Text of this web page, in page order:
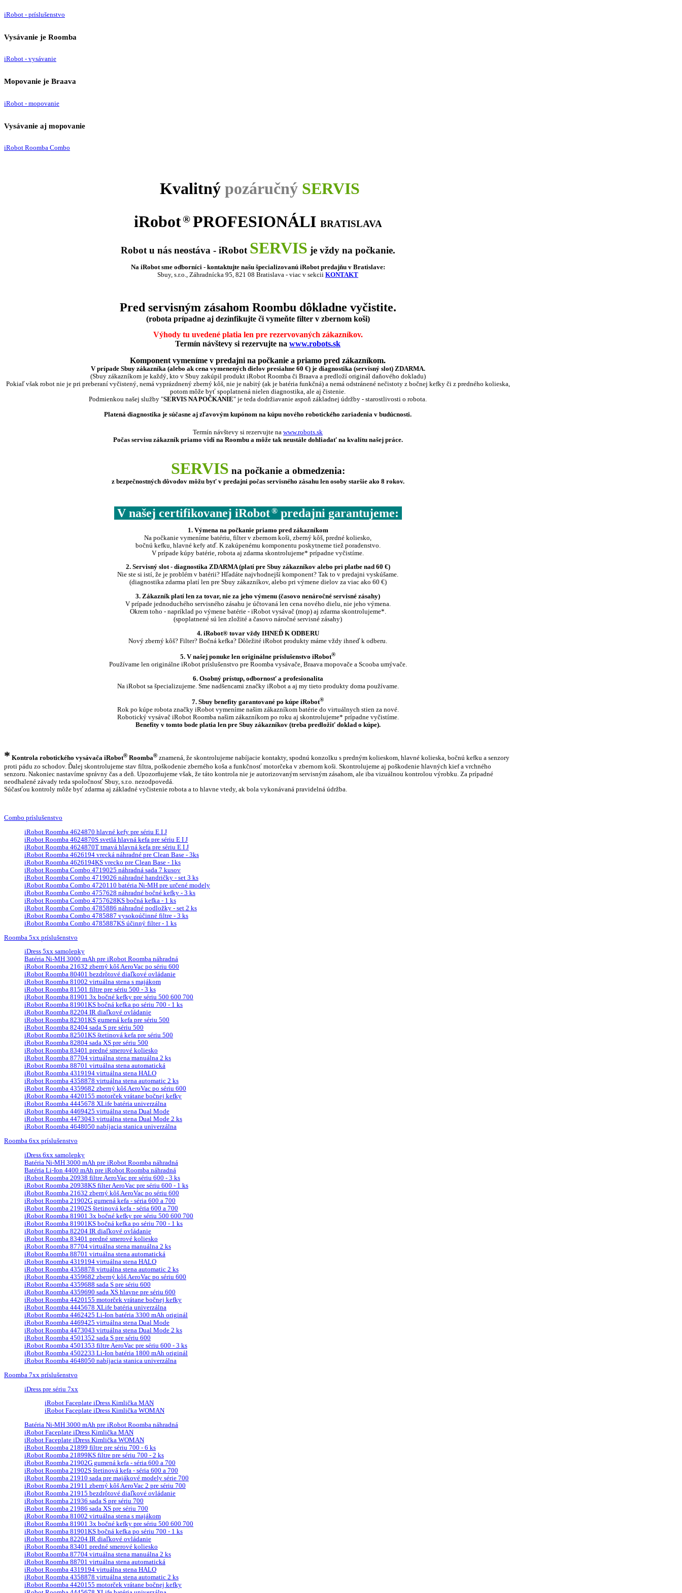
iRobot - príslušenstvo
Vysávanie je Roomba
iRobot - vysávanie
Mopovanie je Braava
iRobot - mopovanie
Vysávanie aj mopovanie
iRobot Roomba Combo
Kvalitný pozáručný SERVIS
iRobot® PROFESIONÁLI BRATISLAVA
Robot u nás neostáva - iRobot SERVIS je vždy na počkanie.
Na iRobot sme odborníci - kontaktujte našu špecializovanú iRobot predajňu v Bratislave:
Sbuy, s.r.o., Záhradnícka 95, 821 08 Bratislava - viac v sekcii KONTAKT
Pred servisným zásahom Roombu dôkladne vyčistite.
(robota prípadne aj dezinfikujte či vymeňte filter v zbernom koši)
Výhody tu uvedené platia len pre rezervovaných zákazníkov.
Termín návštevy si rezervujte na www.robots.sk
Komponent vymeníme v predajni na počkanie a priamo pred zákazníkom.
V prípade Sbuy zákazníka (alebo ak cena vymenených dielov presiahne 60 €) je diagnostika (servisný slot) ZDARMA.
(Sbuy zákazníkom je každý, kto v Sbuy zakúpil produkt iRobot Roomba či Braava a predloží originál daňového dokladu)
Pokiaľ však robot nie je pri preberaní vyčistený, nemá vyprázdnený zberný kôš, nie je nabitý (ak je batéria funkčná) a nemá odstránené nečistoty z bočnej kefky či z predného kolieska,
potom môže byť spoplatnená nielen diagnostika, ale aj čistenie.
Podmienkou našej služby "SERVIS NA POČKANIE" je teda dodržiavanie aspoň základnej údržby - starostlivosti o robota.
Platená diagnostika je súčasne aj zľavovým kupónom na kúpu nového robotického zariadenia v budúcnosti.
Termín návštevy si rezervujte na www.robots.sk
Počas servisu zákazník priamo vidí na Roombu a môže tak neustále dohliadať na kvalitu našej práce.
SERVIS na počkanie a obmedzenia:
z bezpečnostných dôvodov môžu byť v predajni počas servisného zásahu len osoby staršie ako 8 rokov.
V našej certifikovanej iRobot ®predajni garantujeme:
1. Výmena na počkanie priamo pred zákazníkom
Na počkanie vymeníme batériu, filter v zbernom koši, zberný kôš, predné koliesko,
bočnú kefku, hlavné kefy atď. K zakúpenému komponentu poskytneme tiež poradenstvo.
V prípade kúpy batérie, robota aj zdarma skontrolujeme* prípadne vyčistíme.
2. Servisný slot - diagnostika ZDARMA (platí pre Sbuy zákazníkov alebo pri platbe nad 60 €)
Nie ste si istí, že je problém v batérii? Hľadáte najvhodnejší komponent? Tak to v predajni vyskúšame.
(diagnostika zdarma platí len pre Sbuy zákazníkov, alebo pri výmene dielov za viac ako 60 €)
3. Zákazník platí len za tovar, nie za jeho výmenu (časovo nenáročné servisné zásahy)
V prípade jednoduchého servisného zásahu je účtovaná len cena nového dielu, nie jeho výmena.
Okrem toho - napríklad po výmene batérie - iRobot vysávač (mop) aj zdarma skontrolujeme*.
(spoplatnené sú len zložité a časovo náročné servisné zásahy)
4. iRobot® tovar vždy IHNEĎ K ODBERU
Nový zberný kôš? Filter? Bočná kefka? Dôležité iRobot produkty máme vždy ihneď k odberu.
5. V našej ponuke len originálne príslušenstvo iRobot®
Používame len originálne iRobot príslušenstvo pre Roomba vysávače, Braava mopovače a Scooba umývače.
6. Osobný prístup, odbornosť a profesionalita
Na iRobot sa špecializujeme. Sme nadšencami značky iRobot a aj my tieto produkty doma používame.
7. Sbuy benefity garantované po kúpe iRobot®
Rok po kúpe robota značky iRobot vymeníme našim zákazníkom batérie do virtuálnych stien za nové.
Robotický vysávač iRobot Roomba našim zákazníkom po roku aj skontrolujeme* prípadne vyčistíme.
Benefity v tomto bode platia len pre Sbuy zákazníkov (treba predložiť doklad o kúpe).
* Kontrola robotického vysávača iRobot® Roomba® znamená, že skontrolujeme nabíjacie kontakty, spodnú konzolku s predným kolieskom, hlavné kolieska, bočnú kefku a senzory
proti pádu zo schodov. Ďalej skontrolujeme stav filtra, poškodenie zberného koša a funkčnosť motorčeka v zbernom koši. Skontrolujeme aj poškodenie hlavných kief a vrchného
senzoru. Nakoniec nastavíme správny čas a deň. Upozorňujeme však, že táto kontrola nie je autorizovaným servisným zásahom, ale iba vizuálnou kontrolou výrobku. Za prípadné
neodhalené závady teda spoločnosť Sbuy, s.r.o. nezodpovedá.
Súčasťou kontroly môže byť zdarma aj základné vyčistenie robota a to hlavne vtedy, ak bola vykonávaná pravidelná údržba.
Combo príslušenstvo
iRobot Roomba 4624870 hlavné kefy pre sériu E I J
iRobot Roomba 4624870S svetlá hlavná kefa pre sériu E I J
iRobot Roomba 4624870T tmavá hlavná kefa pre sériu E I J
iRobot Roomba 4626194 vrecká náhradné pre Clean Base - 3ks
iRobot Roomba 4626194KS vrecko pre Clean Base - 1ks
iRobot Roomba Combo 4719025 náhradná sada 7 kusov
iRobot Roomba Combo 4719026 náhradné handričky - set 3 ks
iRobot Roomba Combo 4720110 batéria Ni-MH pre určené modely
iRobot Roomba Combo 4757628 náhradné bočné kefky - 3 ks
iRobot Roomba Combo 4757628KS bočná kefka - 1 ks
iRobot Roomba Combo 4785886 náhradné podložky - set 2 ks
iRobot Roomba Combo 4785887 vysokoúčinné filtre - 3 ks
iRobot Roomba Combo 4785887KS účinný filter - 1 ks
Roomba 5xx príslušenstvo
iDress 5xx samolepky
Batéria Ni-MH 3000 mAh pre iRobot Roomba náhradná
iRobot Roomba 21632 zberný kôš AeroVac po sériu 600
iRobot Roomba 80401 bezdrôtové diaľkové ovládanie
iRobot Roomba 81002 virtuálna stena s majákom
iRobot Roomba 81501 filtre pre sériu 500 - 3 ks
iRobot Roomba 81901 3x bočné kefky pre sériu 500 600 700
iRobot Roomba 81901KS bočná kefka po sériu 700 - 1 ks
iRobot Roomba 82204 IR diaľkové ovládanie
iRobot Roomba 82301KS gumená kefa pre sériu 500
iRobot Roomba 82404 sada S pre sériu 500
iRobot Roomba 82501KS štetinová kefa pre sériu 500
iRobot Roomba 82804 sada XS pre sériu 500
iRobot Roomba 83401 predné smerové koliesko
iRobot Roomba 87704 virtuálna stena manuálna 2 ks
iRobot Roomba 88701 virtuálna stena automatická
iRobot Roomba 4319194 virtuálna stena HALO
iRobot Roomba 4358878 virtuálna stena automatic 2 ks
iRobot Roomba 4359682 zberný kôš AeroVac po sériu 600
iRobot Roomba 4420155 motorček vrátane bočnej kefky
iRobot Roomba 4445678 XLife batéria univerzálna
iRobot Roomba 4469425 virtuálna stena Dual Mode
iRobot Roomba 4473043 virtuálna stena Dual Mode 2 ks
iRobot Roomba 4648050 nabíjacia stanica univerzálna
Roomba 6xx príslušenstvo
iDress 6xx samolepky
Batéria Ni-MH 3000 mAh pre iRobot Roomba náhradná
Batéria Li-Ion 4400 mAh pre iRobot Roomba náhradná
iRobot Roomba 20938 filtre AeroVac pre sériu 600 - 3 ks
iRobot Roomba 20938KS filter AeroVac pre sériu 600 - 1 ks
iRobot Roomba 21632 zberný kôš AeroVac po sériu 600
iRobot Roomba 21902G gumená kefa - séria 600 a 700
iRobot Roomba 21902S štetinová kefa - séria 600 a 700
iRobot Roomba 81901 3x bočné kefky pre sériu 500 600 700
iRobot Roomba 81901KS bočná kefka po sériu 700 - 1 ks
iRobot Roomba 82204 IR diaľkové ovládanie
iRobot Roomba 83401 predné smerové koliesko
iRobot Roomba 87704 virtuálna stena manuálna 2 ks
iRobot Roomba 88701 virtuálna stena automatická
iRobot Roomba 4319194 virtuálna stena HALO
iRobot Roomba 4358878 virtuálna stena automatic 2 ks
iRobot Roomba 4359682 zberný kôš AeroVac po sériu 600
iRobot Roomba 4359688 sada S pre sériu 600
iRobot Roomba 4359690 sada XS hlavne pre sériu 600
iRobot Roomba 4420155 motorček vrátane bočnej kefky
iRobot Roomba 4445678 XLife batéria univerzálna
iRobot Roomba 4462425 Li-Ion batéria 3300 mAh originál
iRobot Roomba 4469425 virtuálna stena Dual Mode
iRobot Roomba 4473043 virtuálna stena Dual Mode 2 ks
iRobot Roomba 4501352 sada S pre sériu 600
iRobot Roomba 4501353 filtre AeroVac pre sériu 600 - 3 ks
iRobot Roomba 4502233 Li-Ion batéria 1800 mAh originál
iRobot Roomba 4648050 nabíjacia stanica univerzálna
Roomba 7xx príslušenstvo
iDress pre sériu 7xx
iRobot Faceplate iDress Kimlička MAN
iRobot Faceplate iDress Kimlička WOMAN
Batéria Ni-MH 3000 mAh pre iRobot Roomba náhradná
iRobot Faceplate iDress Kimlička MAN
iRobot Faceplate iDress Kimlička WOMAN
iRobot Roomba 21899 filtre pre sériu 700 - 6 ks
iRobot Roomba 21899KS filtre pre sériu 700 - 2 ks
iRobot Roomba 21902G gumená kefa - séria 600 a 700
iRobot Roomba 21902S štetinová kefa - séria 600 a 700
iRobot Roomba 21910 sada pre majákové modely série 700
iRobot Roomba 21911 zberný kôš AeroVac 2 pre sériu 700
iRobot Roomba 21915 bezdrôtové diaľkové ovládanie
iRobot Roomba 21936 sada S pre sériu 700
iRobot Roomba 21986 sada XS pre sériu 700
iRobot Roomba 81002 virtuálna stena s majákom
iRobot Roomba 81901 3x bočné kefky pre sériu 500 600 700
iRobot Roomba 81901KS bočná kefka po sériu 700 - 1 ks
iRobot Roomba 82204 IR diaľkové ovládanie
iRobot Roomba 83401 predné smerové koliesko
iRobot Roomba 87704 virtuálna stena manuálna 2 ks
iRobot Roomba 88701 virtuálna stena automatická
iRobot Roomba 4319194 virtuálna stena HALO
iRobot Roomba 4358878 virtuálna stena automatic 2 ks
iRobot Roomba 4420155 motorček vrátane bočnej kefky